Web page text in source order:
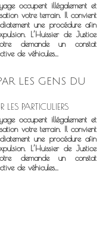
occupent illégalement et
votre terrain. Il convient
une procédure afin
L’Huissier de Justice
demande un constat
de véhicules...
LES GENS DU
LES PARTICULIERS
occupent illégalement et
votre terrain. Il convient
une procédure afin
L’Huissier de Justice
demande un constat
de véhicules...